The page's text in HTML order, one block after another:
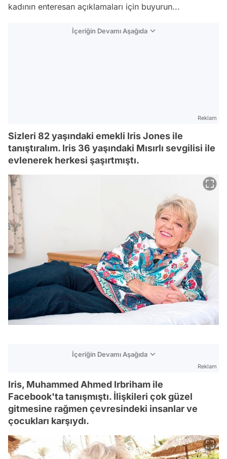
kadının enteresan açıklamaları için buyurun...
İçeriğin Devamı Aşağıda
Reklam
Sizleri 82 yaşındaki emekli Iris Jones ile
tanıştıralım. Iris 36 yaşındaki Mısırlı sevgilisi ile
evlenerek herkesi şaşırtmıştı.
İçeriğin Devamı Aşağıda
Reklam
Iris, Muhammed Ahmed Irbriham ile
Facebook'ta tanışmıştı. İlişkileri çok güzel
gitmesine rağmen çevresindeki insanlar ve
çocukları karşıydı.